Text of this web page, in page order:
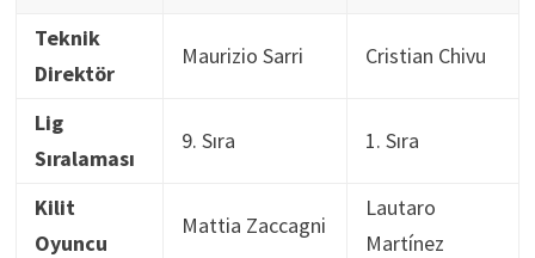
Teknik
Direktör
Maurizio Sarri Cristian Chivu
Lig
Sıralaması
9. Sıra 1. Sıra
Kilit
Oyuncu
Mattia Zaccagni
Lautaro
Martínez